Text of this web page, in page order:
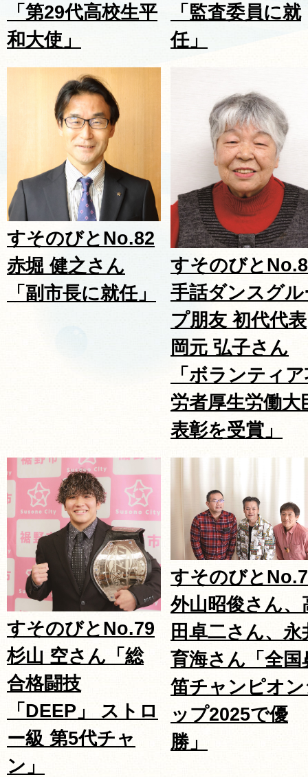
「第29代高校生平
和大使」
「監査委員に就
任」
すそのびとNo.82
赤堀 健之さん
「副市長に就任」
すそのびと
手話ダンスグル
プ朋友 初代代表
岡元 弘子さん
「ボランティ
労者厚生労働大
表彰を受賞」
すそのびとNo.79
杉山 空さん「総
合格闘技
「DEEP」 ストロ
ー級 第5代チャ
ン」
すそのびと
外山昭俊さん、
田卓二さん、永
育海さん「全国
笛チャンピオ
ップ2025で優
勝」